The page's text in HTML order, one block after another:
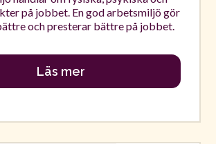
på jobbet. En god arbetsmiljö gör
och presterar bättre på jobbet.
Läs mer